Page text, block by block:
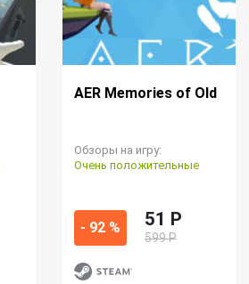
AER Memories of Old
Обзоры на игру:
Очень положительные
- 92 % 51 P
599 Р